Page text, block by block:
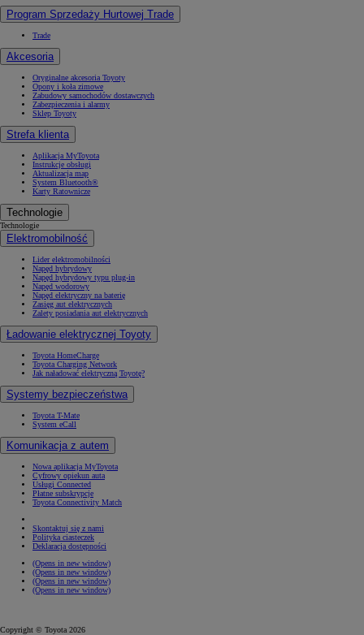
Program Sprzedaży Hurtowej Trade
Trade
Akcesoria
Oryginalne akcesoria Toyoty
Opony i koła zimowe
Zabudowy samochodów dostawczych
Zabezpieczenia i alarmy
Sklep Toyoty
Strefa klienta
Aplikacja MyToyota
Instrukcje obsługi
Aktualizacja map
System Bluetooth®
Karty Ratownicze
Technologie
Technologie
Elektromobilność
Lider elektromobilności
Napęd hybrydowy
Napęd hybrydowy typu plug-in
Napęd wodorowy
Napęd elektryczny na baterię
Zasięg aut elektrycznych
Zalety posiadania aut elektrycznych
Ładowanie elektrycznej Toyoty
Toyota HomeCharge
Toyota Charging Network
Jak naładować elektryczną Toyotę?
Systemy bezpieczeństwa
Toyota T-Mate
System eCall
Komunikacja z autem
Nowa aplikacja MyToyota
Cyfrowy opiekun auta
Usługi Connected
Płatne subskrypcje
Toyota Connectivity Match
Skontaktuj się z nami
Polityka ciasteczek
Deklaracja dostępności
(Opens in new window)
(Opens in new window)
(Opens in new window)
(Opens in new window)
Copyright © Toyota 2026